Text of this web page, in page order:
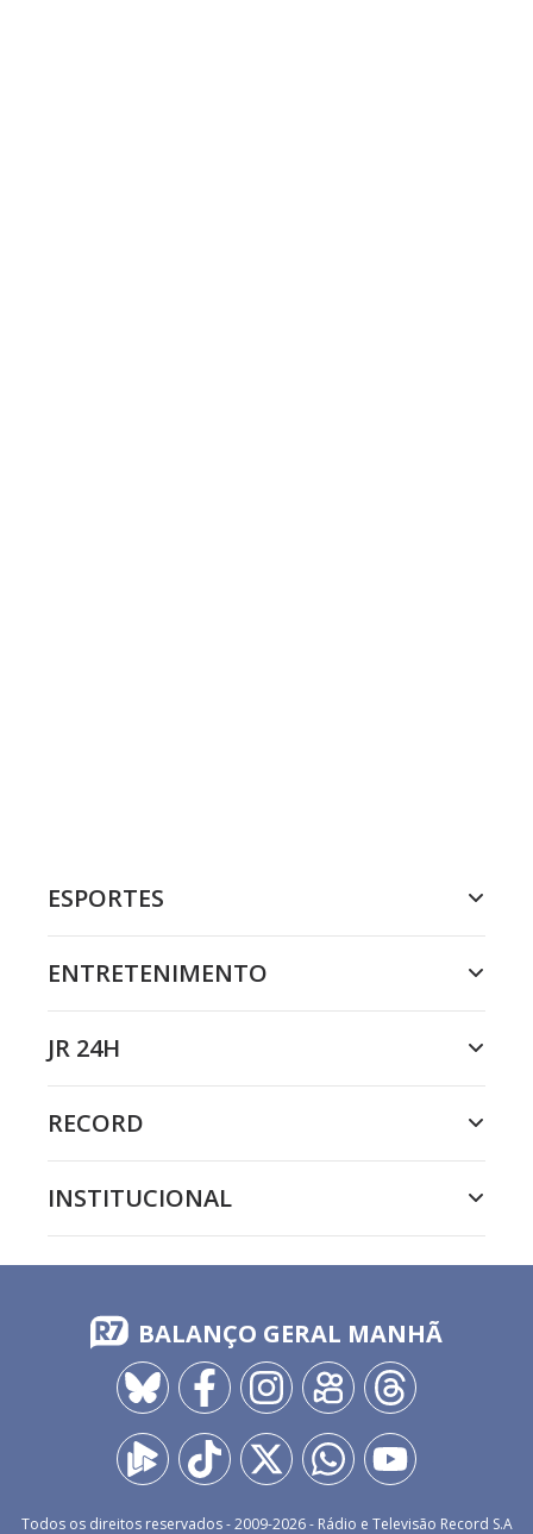
ESPORTES
ENTRETENIMENTO
JR 24H
RECORD
INSTITUCIONAL
BALANÇO GERAL MANHÃ
Todos os direitos reservados - 2009-2026- Rádio e Televisão Record S.A